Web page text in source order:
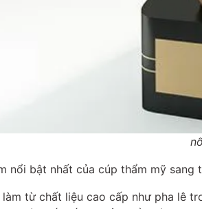
nổi bật nhất của cúp thẩm mỹ sang
từ chất liệu cao cấp như pha lê